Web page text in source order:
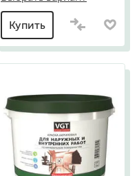
Купить